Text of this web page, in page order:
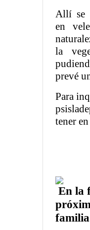
Allí se
en
la
prevé
Para
tener
En la